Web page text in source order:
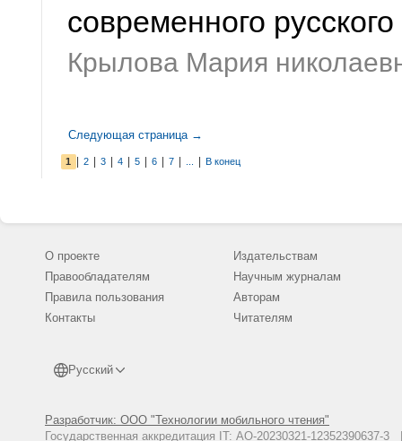
современного
Крылова Мария
Следующая страница →
1 2 3 4 5 6 7 В конец
О проекте
Правообладателям
Правила пользования
Контакты
Русский
Разработчик: ООО "Технологии мобильного чтения"
Государственная аккредитация IT: АО-20230321-
Издательствам
Научным журналам
Авторам
Читателям